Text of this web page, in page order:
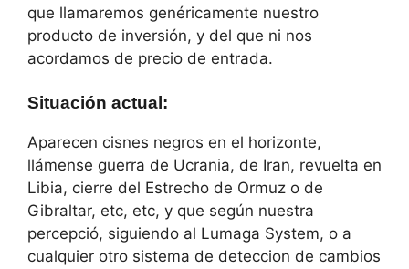
que llamaremos genéricamente nuestro
producto de inversión, y del que ni nos
acordamos de precio de entrada.
Situación actual :
Aparecen cisnes negros en el horizonte,
llámense guerra de Ucrania, de Iran, revuelta en
Libia, cierre del Estrecho de Ormuz o de
Gibraltar, etc, etc, y que según nuestra
percepció, siguiendo al Lumaga System, o a
cualquier otro sistema de deteccion de cambios